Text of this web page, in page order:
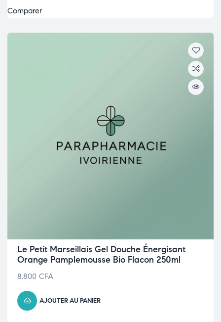
Comparer
Le Petit Marseillais Gel Douche Énergisant
Orange Pamplemousse Bio Flacon 250ml
8.800 CFA
AJOUTER AU PANIER